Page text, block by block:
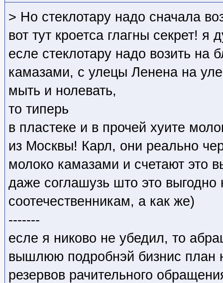
> Но стеклотару надо сначала
вот тут кроетса глагны секрет! я
есле стеклотару надо возить на
камазами, с улецы Ленена на
мыть и нолевать,
то типерь
в пластеке и в прочей хуите
из Москвы! Карл, они реально
молоко камазами и счетают это
даже соглашузь што это
соотечественникам, а как же)
-------
есле я никово не убедил, то
вышлюю подробнэй бизнис план
резервов рачительного